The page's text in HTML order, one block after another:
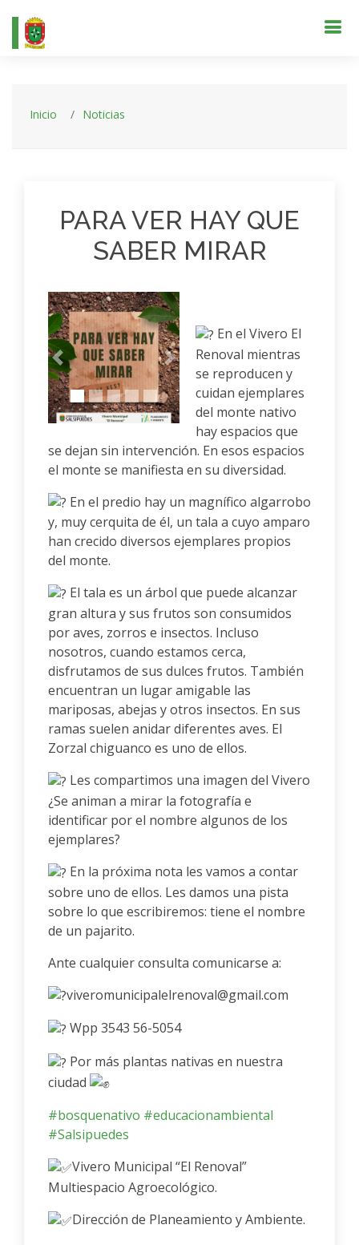
Inicio Noticias
PARA VER HAY QUE
SABER MIRAR
Anterior Siguiente
En el Vivero El
Renoval mientras
se reproducen y
cuidan ejemplares
del monte nativo
hay espacios que
se dejan sin intervención. En esos espacios
el monte se manifiesta en su diversidad.
En el predio hay un magnífico algarrobo
y, muy cerquita de él, un tala a cuyo amparo
han crecido diversos ejemplares propios
del monte.
El tala es un árbol que puede alcanzar
gran altura y sus frutos son consumidos
por aves, zorros e insectos. Incluso
nosotros, cuando estamos cerca,
disfrutamos de sus dulces frutos. También
encuentran un lugar amigable las
mariposas, abejas y otros insectos. En sus
ramas suelen anidar diferentes aves. El
Zorzal chiguanco es uno de ellos.
Les compartimos una imagen del Vivero
¿Se animan a mirar la fotografía e
identificar por el nombre algunos de los
ejemplares?
En la próxima nota les vamos a contar
sobre uno de ellos. Les damos una pista
sobre lo que escribiremos: tiene el nombre
de un pajarito.
Ante cualquier consulta comunicarse a:
viveromunicipalelrenoval@gmail.com
Wpp 3543 56-5054
Por más plantas nativas en nuestra
ciudad
#bosquenativo #educacionambiental
#Salsipuedes
Vivero Municipal “El Renoval”
Multiespacio Agroecológico.
Dirección de Planeamiento y Ambiente.